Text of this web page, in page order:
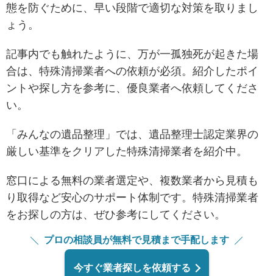
態を防ぐために、早い段階で適切な対策を取りまし
ょう。
記事内でも触れたように、万が一孤独死が起きた場
合は、特殊清掃業者への依頼が必須。紹介したポイ
ントや探し方を参考に、優良業者へ依頼してくださ
い。
「みんなの遺品整理」では、遺品整理士認定業界の
厳しい基準をクリアした特殊清掃業者を紹介中。
窓口による無料の業者選定や、複数業者から見積も
り取得など安心のサポート体制です。特殊清掃業者
をお探しの方は、ぜひ参考にしてください。
プロの相談員が無料で見積まで手配します
今すぐ業者探しを依頼する